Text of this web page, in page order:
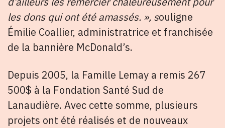
les dons qui ont été amassés. », souligne
Émilie Coallier, administratrice et franchisée
de la bannière McDonald’s.
Depuis 2005, la Famille Lemay a remis 267
500$ à la Fondation Santé Sud de
Lanaudière. Avec cette somme, plusieurs
projets ont été réalisés et de nouveaux